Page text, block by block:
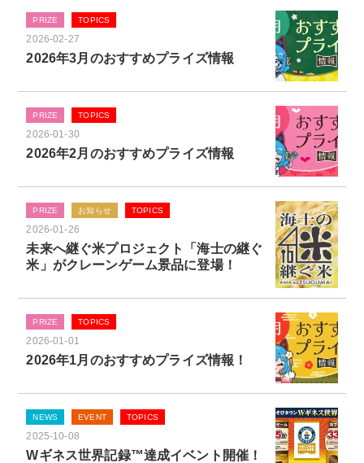
PRIZE TOPICS
2026-02-27
2026年3月のおすすめプライズ情報
PRIZE TOPICS
2026-01-30
2026年2月のおすすめプライズ情報
PRIZE お知らせ TOPICS
2026-01-26
未来へ継ぐ米プロジェクト「海士の継ぐ
米」がクレーンゲーム景品に登場！
PRIZE TOPICS
2026-01-01
2026年1月のおすすめプライズ情報！
NEWS EVENT TOPICS
2025-10-08
Wギネス世界記録™達成イベント開催！